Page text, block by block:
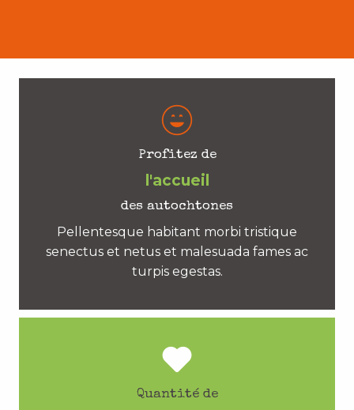
Profitez de
l'accueil
des autochtones
Pellentesque habitant morbi tristique
senectus et netus et malesuada fames ac
turpis egestas.
Quantité de